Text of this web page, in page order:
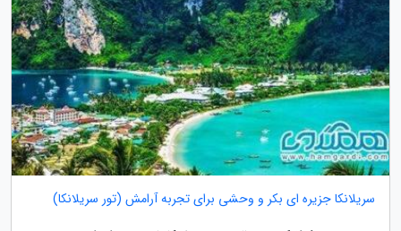
سریلانکا جزیره ای بکر و وحشی برای تجربه آرامش (تور سریلانکا)